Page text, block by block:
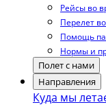
Рейсы во
Перелет
Помощь
Нормы и
Полет с нами
Направления
Куда мы